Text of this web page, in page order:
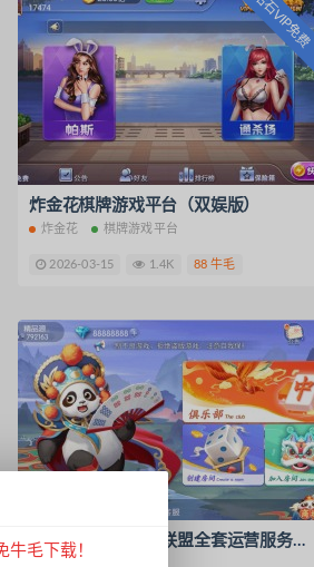
钻石VIP免费
炸金花棋牌游戏平台（双娱版）
炸金花 棋牌游戏平台
2026-03-15 1.4K 88 牛毛
独家首发百游四友联盟全套运营服务器打包｜双端数据+智能陪玩机器人｜附解密工具及高清视频教程
牛毛下载！